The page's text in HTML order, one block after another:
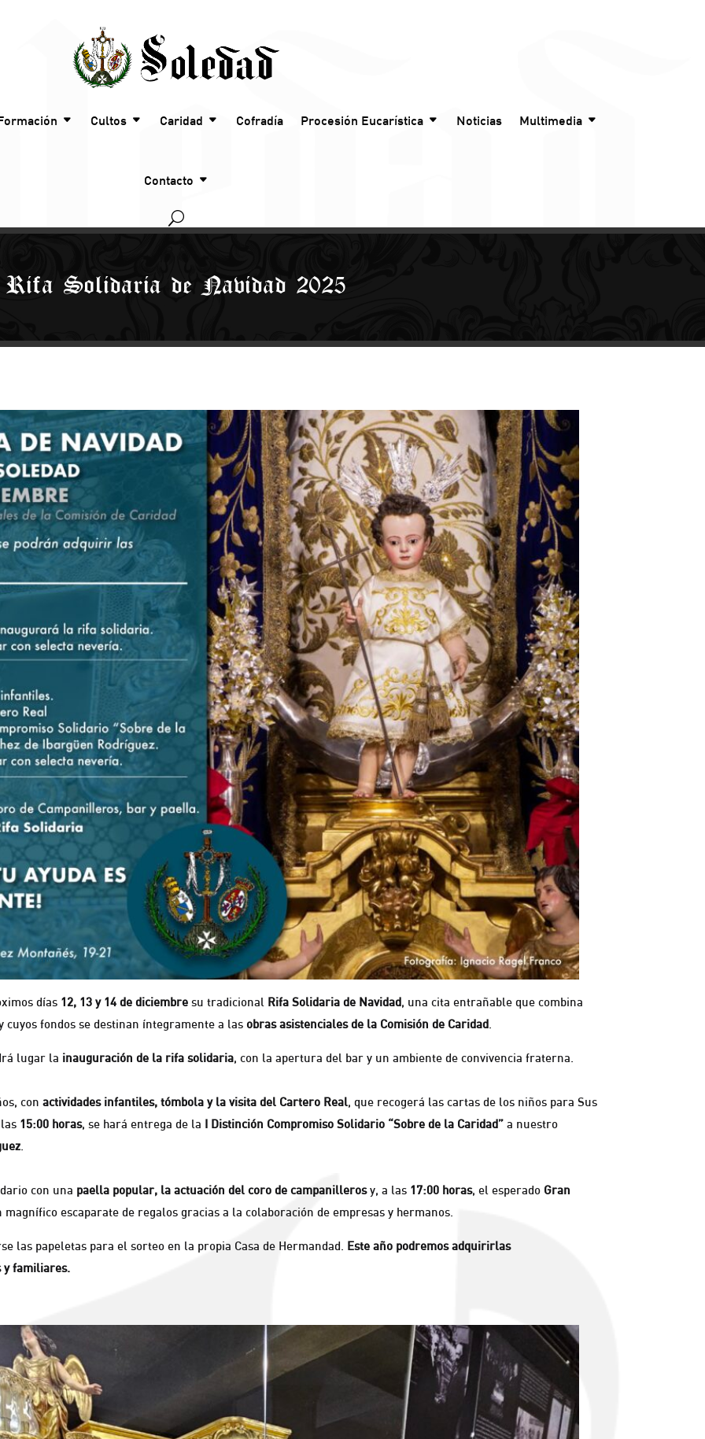
Cultos Caridad Cofradía Procesión Eucarística Noticias Multimedia
Contacto
Rifa Solidaria de Navidad 2025
días 12, 13 y 14 de diciembre su tradicional Rifa Solidaria de Navidad, una cita entrañable que combina
cuyos fondos se destinan íntegramente a lasobras asistenciales de la Comisión de Caridad.
lugar la inauguración de la rifa solidaria, con la apertura del bar y un ambiente de convivencia fraterna.
conactividades infantiles, tómbola y la visita del Cartero Real, que recogerá las cartas de los niños para Sus
15:00 horas, se hará entrega de la I Distinción Compromiso Solidario “Sobre de la Caridad” a nuestro
.
con una paella popular, la actuación del coro de campanillerosy, a las 17:00 horas, el esperado Gran
magnífico escaparate de regalos gracias a la colaboración de empresas y hermanos.
las papeletas para el sorteo en la propia Casa de Hermandad. Este año podremos adquirirlas
y familiares.